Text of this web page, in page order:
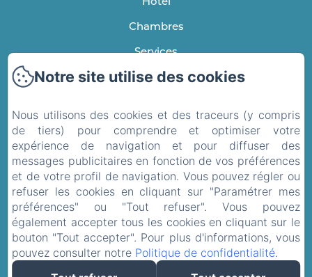
Chambres
Services
A découvrir
Infos pratiques
Politique de confidentialité
Informations légales
Informations sur les cookies
EN
FR
Notre site utilise des cookies
Nous utilisons des cookies et des traceurs (y compris
de tiers) pour comprendre et optimiser votre
expérience de navigation et pour diffuser des
messages publicitaires en fonction de vos préférences
et de votre profil de navigation. Vous pouvez régler ou
refuser les cookies en cliquant sur "Paramétrer mes
préférences" ou "Tout refuser". Vous pouvez
également accepter tous les cookies en cliquant sur le
bouton "Tout accepter". Pour plus d'informations, vous
pouvez consulter notre Politique de confidentialité.